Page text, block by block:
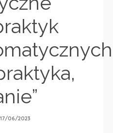
17/06/2023